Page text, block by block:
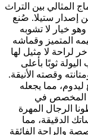
المثالي بين التراث
إصدار ستيلا. صُنع
وهو خيار لا تشوبه
المتميز وقماشه
لراحة لا مثيل لها
اليولة ثوبًا بأعلى
وقصته الأنيقة.
مما يجعله
المخصص في
الرجال المهرة
الدقيقة، مما
والراحة الفائقة